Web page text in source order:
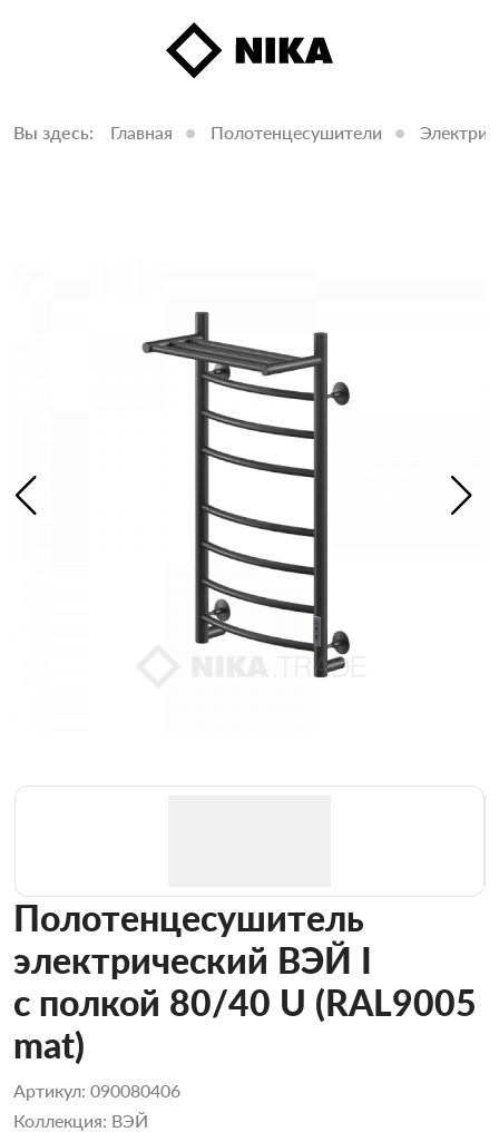
Вы здесь: Главная Полотенцесушители
Полотенцесушитель
электрический ВЭЙ I
с полкой 80/40 U (RAL9005
mat)
Артикул: 090080406
Коллекция: ВЭЙ